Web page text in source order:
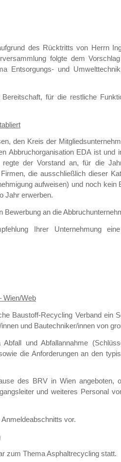
des Rücktritts von Herrn
folgte dem
Entsorgungs- und
für die restliche
den Kreis der
Abbruchorganisation EDA ist und
regte der Vorstand an, für die
die ausschließlich dieser
aufweisen) und noch kein
Jahr erwerben.
an die
Ihrer Unternehmung
Wien/Web
Baustoff-Recycling Verband ein
und Bautechniker/innen von
und Abfallannahme
die Anforderungen an den
des BRV in Wien angeboten,
und weiteres Personal
vor.
zum Thema Asphaltrecycling statt.